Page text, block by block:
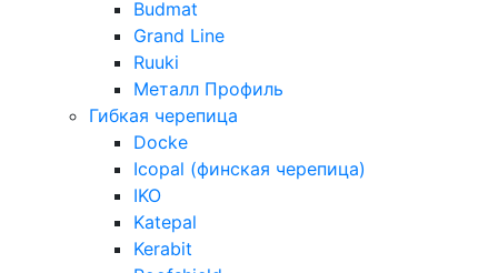
Budmat
Grand Line
Ruuki
Металл Профиль
Гибкая черепица
Docke
Icopal (финская черепица)
IKO
Katepal
Kerabit